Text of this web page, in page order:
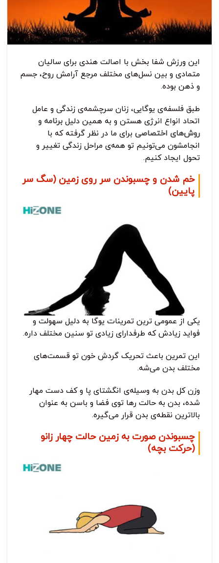
این ورزش شفا بخش با اصالت هندی برای سالیان
متمادی و بین نسل‌های مختلف مرجع آرامش روح، جسم
و ذهن بوده.
طبق فلسفه‌ی یوگایی، زنان سرچشمه‌ی زندگی و عامل
اتحاد انواع انرژی هستن و به همین دلیل برنامه و
روش‌های اختصاصی برای ما در نظر گرفته که با
انجامشون می‌تونیم تو همه‌ی مراحل زندگی تغییر و
تحول ایجاد کنیم.
خم شدن و چسبوندن سر روی زمین (سگ سر
پایین)
یکی از عمومی ترین تمرینات یوگا به دلیل سهولت و
فواید زیادش که طرفدارای زیادی تو سنین مختلف داره.
این تمرین باعث تحریک گردش خون تو قسمت‌های
مختلف بدن می‌شه.
وزن کل بدن به وسیله‌ی انگشتای پا و کف دست مهار
شده، بدن به حالت رها توی فضا و باسن به عنوان
بالاترین نقطه‌ی بدن قرار می‌گیره.
چسبوندن صورت به زمین حالت چهار زانو
(حرکت بچه)